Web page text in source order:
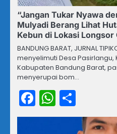
“Jangan Tukar Nyawa
Mulyadi Berang Lihat
Kebun di Lokasi Longsor
BANDUNG BARAT, JURNAL
menyelimuti Desa
Kabupaten Bandung Barat,
menyerupai bom…
Facebook